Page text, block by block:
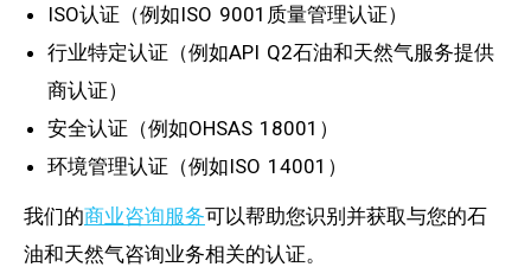
ISO认证（例如ISO 9001质量管理认证）
行业特定认证（例如API Q2石油和天然气服务提供
商认证）
安全认证（例如OHSAS 18001）
环境管理认证（例如ISO 14001）
我们的商业咨询服务可以帮助您识别并获取与您的石
油和天然气咨询业务相关的认证。